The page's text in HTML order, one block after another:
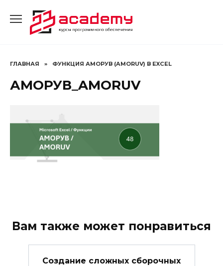
содержанию
ГЛАВНАЯ » ФУНКЦИЯ АМОРУВ (AMORUV) В EXCEL
АМОРУВ_AMORUV
Вам также может понравиться
Создание сложных сборочных